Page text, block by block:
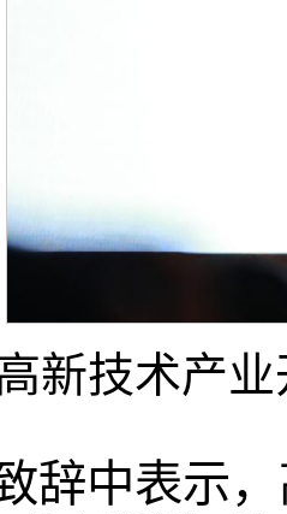
新技术产
辞中表示